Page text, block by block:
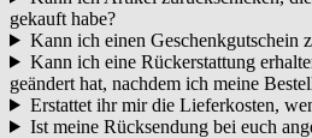
gekauft habe?
Kann ich einen Geschenkgutschein
Kann ich eine Rückerstattung
geändert hat, nachdem ich meine
Erstattet ihr mir die Lieferkosten,
Ist meine Rücksendung bei euch